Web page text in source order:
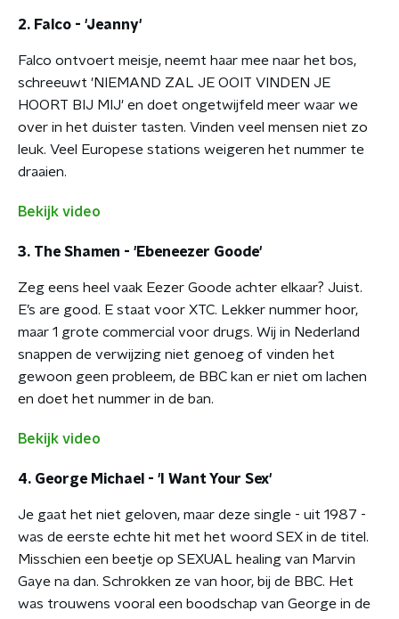
2. Falco - 'Jeanny'
Falco ontvoert meisje, neemt haar mee naar het bos,
schreeuwt 'NIEMAND ZAL JE OOIT VINDEN JE
HOORT BIJ MIJ' en doet ongetwijfeld meer waar we
over in het duister tasten. Vinden veel mensen niet zo
leuk. Veel Europese stations weigeren het nummer te
draaien.
Bekijk video
3. The Shamen - 'Ebeneezer Goode'
Zeg eens heel vaak Eezer Goode achter elkaar? Juist.
E’s are good. E staat voor XTC. Lekker nummer hoor,
maar 1 grote commercial voor drugs. Wij in Nederland
snappen de verwijzing niet genoeg of vinden het
gewoon geen probleem, de BBC kan er niet om lachen
en doet het nummer in de ban.
Bekijk video
4. George Michael - 'I Want Your Sex'
Je gaat het niet geloven, maar deze single - uit 1987 -
was de eerste echte hit met het woord SEX in de titel.
Misschien een beetje op SEXUAL healing van Marvin
Gaye na dan. Schrokken ze van hoor, bij de BBC. Het
was trouwens vooral een boodschap van George in de